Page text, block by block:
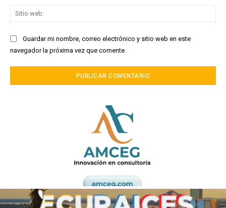
Guardar mi nombre, correo electrónico y sitio web en este
navegador la próxima vez que comente.